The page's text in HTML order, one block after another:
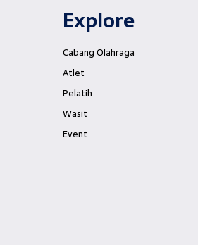
Explore
Cabang Olahraga
Atlet
Pelatih
Wasit
Event